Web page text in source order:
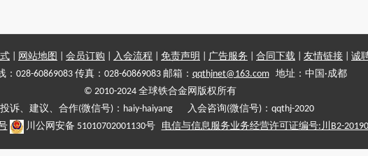
网站地图 会员订购 入会流程 免责声明 广告服务 合同下载 友情链接
诚
：028-60869083 传真：028-60869083 邮箱： qqthjnet@163.com地址：中国·成都
© 2010-2024 全球铁合金网版权所有
投诉、建议、合作(微信号)：haiy-haiyang 入会咨询(微信号)：qqthj-2020
川公网安备 51010702001130号 电信与信息服务业务经营许可证编号:川B2-